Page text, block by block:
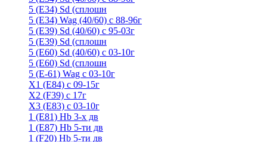
5 (E34) Sd (сплошн
5 (E34) Wag (40/60) с 88-96г
5 (E39) Sd (40/60) с 95-03г
5 (E39) Sd (сплошн
5 (E60) Sd (40/60) с 03-10г
5 (E60) Sd (сплошн
5 (Е-61) Wag с 03-10г
X1 (E84) с 09-15г
X2 (F39) с 17г
X3 (E83) с 03-10г
1 (Е81) Hb 3-х дв
1 (Е87) Hb 5-ти дв
1 (F20) Hb 5-ти дв